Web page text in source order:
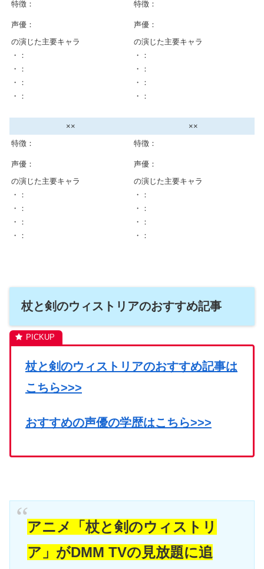
特徴：
特徴：
声優：
声優：
の演じた主要キャラ
・：
・：
・：
・：
の演じた主要キャラ
・：
・：
・：
・：
××
××
特徴：
特徴：
声優：
声優：
の演じた主要キャラ
・：
・：
・：
・：
の演じた主要キャラ
・：
・：
・：
・：
杖と剣のウィストリアのおすすめ記事
杖と剣のウィストリアのおすすめ記事は
こちら>>>
おすすめの声優の学歴はこちら>>>
アニメ「杖と剣のウィストリ
ア」がDMM TVの見放題に追